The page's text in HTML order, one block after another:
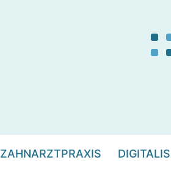
ZAHNARZTPRAXIS